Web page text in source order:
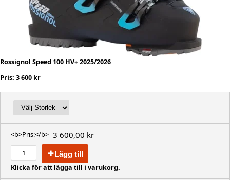
Rossignol Speed 100 HV+ 2025/2026
Pris: 3 600 kr
<b>Pris:</b> 3 600,00 kr
Lägg till
Klicka för att lägga till i varukorg.